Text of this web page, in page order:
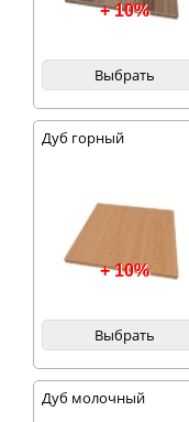
+ 10%
Выбрать
Дуб горный
+ 10%
Выбрать
Дуб молочный